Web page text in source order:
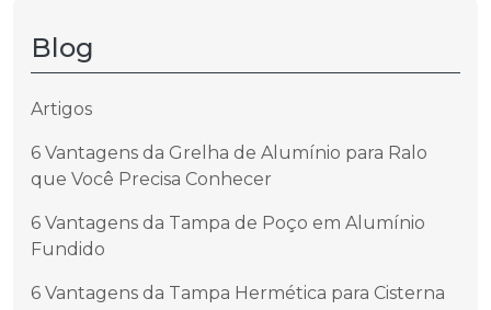
Blog
Artigos
6 Vantagens da Grelha de Alumínio para Ralo
que Você Precisa Conhecer
6 Vantagens da Tampa de Poço em Alumínio
Fundido
6 Vantagens da Tampa Hermética para Cisterna